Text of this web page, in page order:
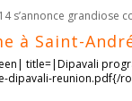
s’annonce grandiose
à Saint-
title=|Dipavali
dipavali-reunion.pdf{/